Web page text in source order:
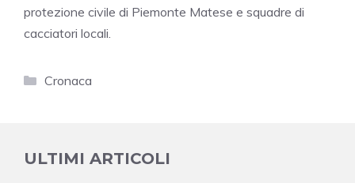
protezione civile di Piemonte Matese e squadre di
cacciatori locali.
Categorie
Cronaca
ULTIMI ARTICOLI